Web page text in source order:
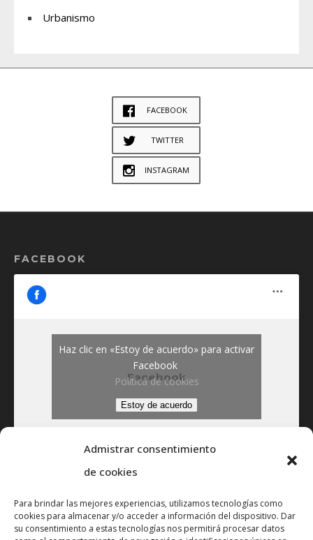
Admistrar consentimiento
de cookies
Para brindar las mejores experiencias, utilizamos tecnologías como
cookies para almacenar y/o acceder a información del dispositivo. Dar
su consentimiento a estas tecnologías nos permitirá procesar datos
Urbanismo
FACEBOOK
TWITTER
INSTAGRAM
FACEBOOK
Facebook
Haz clic en «Estoy de acuerdo» para activar
Facebook
Política de cookies
Estoy de acuerdo
NOTICIAS